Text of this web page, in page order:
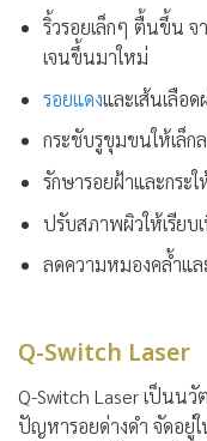
ริ้วรอยเล็กๆ ตื้นขึ้น จ
เจนขึ้นมาใหม่
รอยแดงและเส้นเลือ
กระชับรูขุมขนให้เล็ก
รักษารอยฝ้าและกระ
ปรับสภาพผิวให้เรียบ
ลดความหมองคล้ำแ
Q-Switch Laser
Q-Switch Laser เป็นนวั
ปัญหารอยด่างดำ จัดอยู่